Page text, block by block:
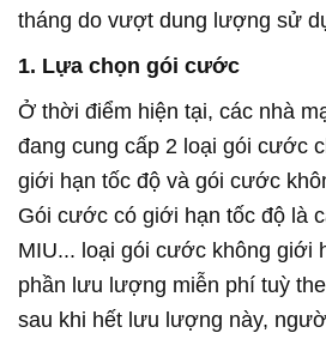
tháng do vượt dung lượng sử
1. Lựa chọn gói cước
Ở thời điểm hiện tại, các nhà
đang cung cấp 2 loại gói cước
giới hạn tốc độ và gói cước
Gói cước có giới hạn tốc độ là
MIU... loại gói cước không giới
phần lưu lượng miễn phí tuỳ
sau khi hết lưu lượng này,